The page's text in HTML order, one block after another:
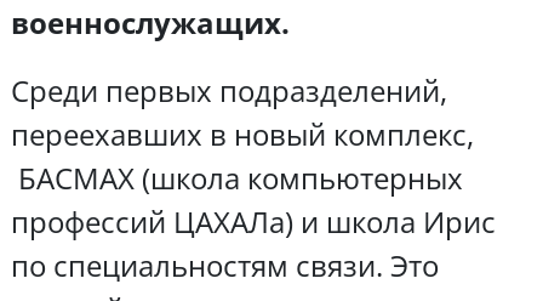
военнослужащих.
Среди первых подразделений,
переехавших в новый комплекс,
БАСМАХ (школа компьютерных
профессий ЦАХАЛа) и школа Ирис
по специальностям связи. Это